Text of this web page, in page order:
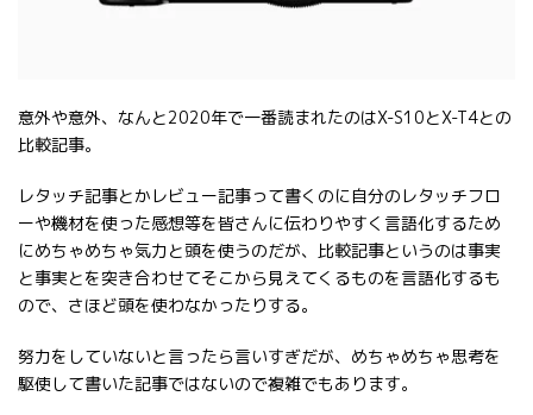
意外や意外、なんと2020年で一番読まれたのはX-S10とX-T4との
比較記事。
レタッチ記事とかレビュー記事って書くのに自分のレタッチフロ
ーや機材を使った感想等を皆さんに伝わりやすく言語化するため
にめちゃめちゃ気力と頭を使うのだが、比較記事というのは事実
と事実とを突き合わせてそこから見えてくるものを言語化するも
ので、さほど頭を使わなかったりする。
努力をしていないと言ったら言いすぎだが、めちゃめちゃ思考を
駆使して書いた記事ではないので複雑でもあります。